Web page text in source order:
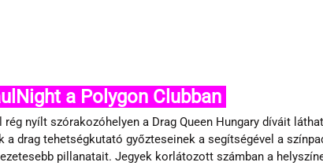
a Polygon Clubban
rég nyílt szórakozóhelyen a Drag Queen Hungary díváit
a drag tehetségkutató győzteseinek a segítségével a
pillanatait. Jegyek korlátozott számban a